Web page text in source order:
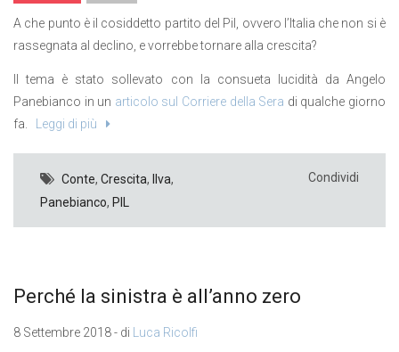
A che punto è il cosiddetto partito del Pil, ovvero l’Italia che non si è
rassegnata al declino, e vorrebbe tornare alla crescita?
Il tema è stato sollevato con la consueta lucidità da Angelo
Panebianco in un articolo sul Corriere della Sera di qualche giorno
fa.
Leggi di più
Conte, Crescita, Ilva,
Panebianco, PIL
Condividi
Perché la sinistra è all’anno zero
8 Settembre 2018 - di Luca Ricolfi